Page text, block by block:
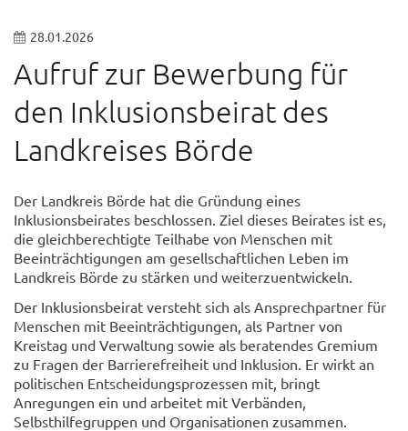
28.01.2026
Aufruf zur Bewerbung für
den Inklusionsbeirat des
Landkreises Börde
Der Landkreis Börde hat die Gründung eines
Inklusionsbeirates beschlossen. Ziel dieses Beirates ist es,
die gleichberechtigte Teilhabe von Menschen mit
Beeinträchtigungen am gesellschaftlichen Leben im
Landkreis Börde zu stärken und weiterzuentwickeln.
Der Inklusionsbeirat versteht sich als Ansprechpartner für
Menschen mit Beeinträchtigungen, als Partner von
Kreistag und Verwaltung sowie als beratendes Gremium
zu Fragen der Barrierefreiheit und Inklusion. Er wirkt an
politischen Entscheidungsprozessen mit, bringt
Anregungen ein und arbeitet mit Verbänden,
Selbsthilfegruppen und Organisationen zusammen.